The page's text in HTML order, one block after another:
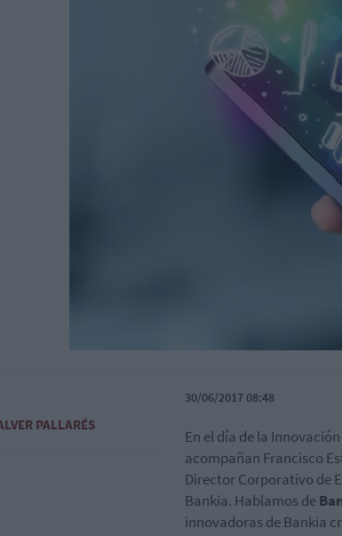
PALLARÉS
30/06/2017 08:48
En el día de la
acompañan Francisco
Director Corporativo de
Bankia. Hablamos de
innovadoras de Bankia